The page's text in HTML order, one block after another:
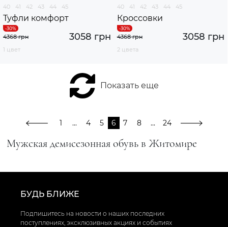
Мужская демисезонная обувь в Житомире
40 41 42 43 44 45
Туфли комфорт
3058 грн
4368 грн
1 цвет
40 41 42 43 44 45
Кроссовки
3058 грн
4368 грн
2 цвета
Показать еще
1 ... 4 5 6 7 8 ... 24
БУДЬ БЛИЖЕ
Подпишитесь на новости о наших последних
поступлениях, эксклюзивных акциях и событиях